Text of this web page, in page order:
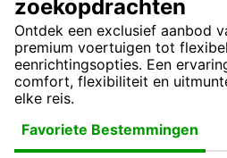
zoekopdrachten
Ontdek een exclusief aanbod
premium voertuigen tot
eenrichtingsopties. Een
comfort, flexibiliteit en
elke reis.
Favoriete Bestemmingen